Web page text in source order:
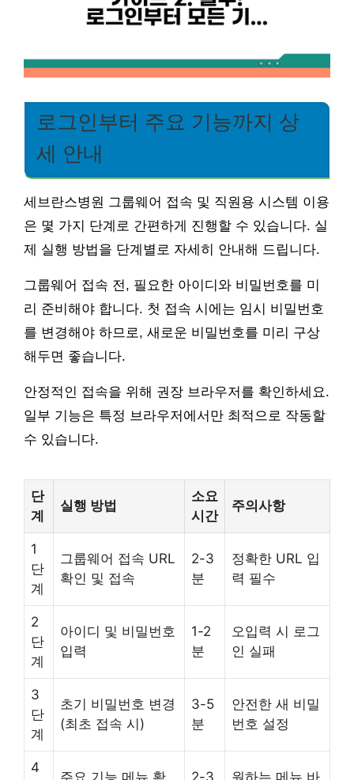
로그인부터 주요 기능까지 상
세 안내
세브란스병원 그룹웨어 접속 및 직원용 시스템 이용
은 몇 가지 단계로 간편하게 진행할 수 있습니다. 실
제 실행 방법을 단계별로 자세히 안내해 드립니다.
그룹웨어 접속 전, 필요한 아이디와 비밀번호를 미
리 준비해야 합니다. 첫 접속 시에는 임시 비밀번호
를 변경해야 하므로, 새로운 비밀번호를 미리 구상
해두면 좋습니다.
안정적인 접속을 위해 권장 브라우저를 확인하세요.
일부 기능은 특정 브라우저에서만 최적으로 작동할
수 있습니다.
단
계
실행 방법
소요
시간
주의사항
1
단
계
그룹웨어 접속 URL
확인 및 접속
2-3
분
정확한 URL 입
력 필수
2
단
계
아이디 및 비밀번호
입력
1-2
분
오입력 시 로그
인 실패
3
단
계
초기 비밀번호 변경
(최초 접속 시)
3-5
분
안전한 새 비밀
번호 설정
4
주요 기능 메뉴 확 2-3 원하는 메뉴 바